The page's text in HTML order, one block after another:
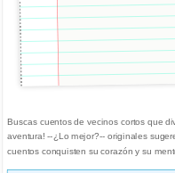
Buscas cuentos de vecinos cortos que
aventura! --¿Lo mejor?-- originales
cuentos conquisten su corazón y su